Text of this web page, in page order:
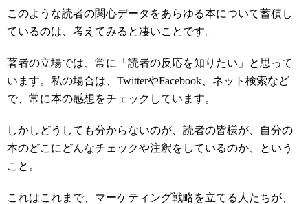
このような読者の関心データをあらゆる本について蓄積し
ているのは、考えてみると凄いことです。
著者の立場では、常に「読者の反応を知りたい」と思って
います。私の場合は、TwitterやFacebook、ネット検索など
で、常に本の感想をチェックしています。
しかしどうしても分からないのが、読者の皆様が、自分の
本のどこにどんなチェックや注釈をしているのか、という
こと。
これはこれまで、マーケティング戦略を立てる人たちが、